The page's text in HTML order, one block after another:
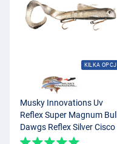
KILKA OPCJI
Musky Innovations Uv
Reflex Super Magnum Bull
Dawgs Reflex Silver Cisco